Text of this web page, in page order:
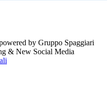
by Gruppo Spaggiari
& New Social Media